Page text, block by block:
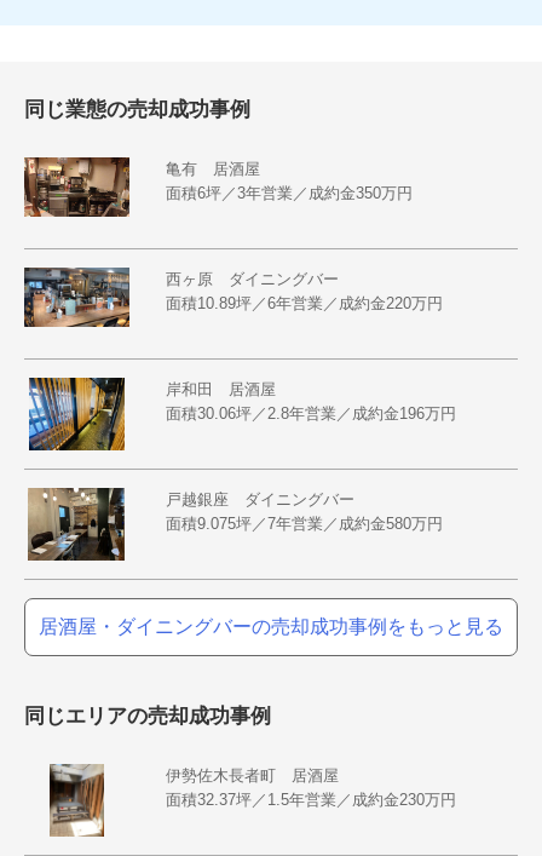
同じ業態の売却成功事例
亀有 居酒屋
面積6坪／3年営業／成約金350万円
西ヶ原 ダイニングバー
面積10.89坪／6年営業／成約金220万円
岸和田 居酒屋
面積30.06坪／2.8年営業／成約金196万円
戸越銀座 ダイニングバー
面積9.075坪／7年営業／成約金580万円
居酒屋・ダイニングバーの売却成功事例をもっと見る
同じエリアの売却成功事例
伊勢佐木長者町 居酒屋
面積32.37坪／1.5年営業／成約金230万円